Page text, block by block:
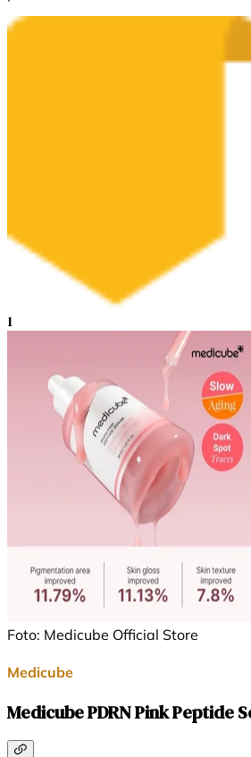
1
Foto: Medicube Official Store
Medicube
Medicube PDRN Pink Peptide